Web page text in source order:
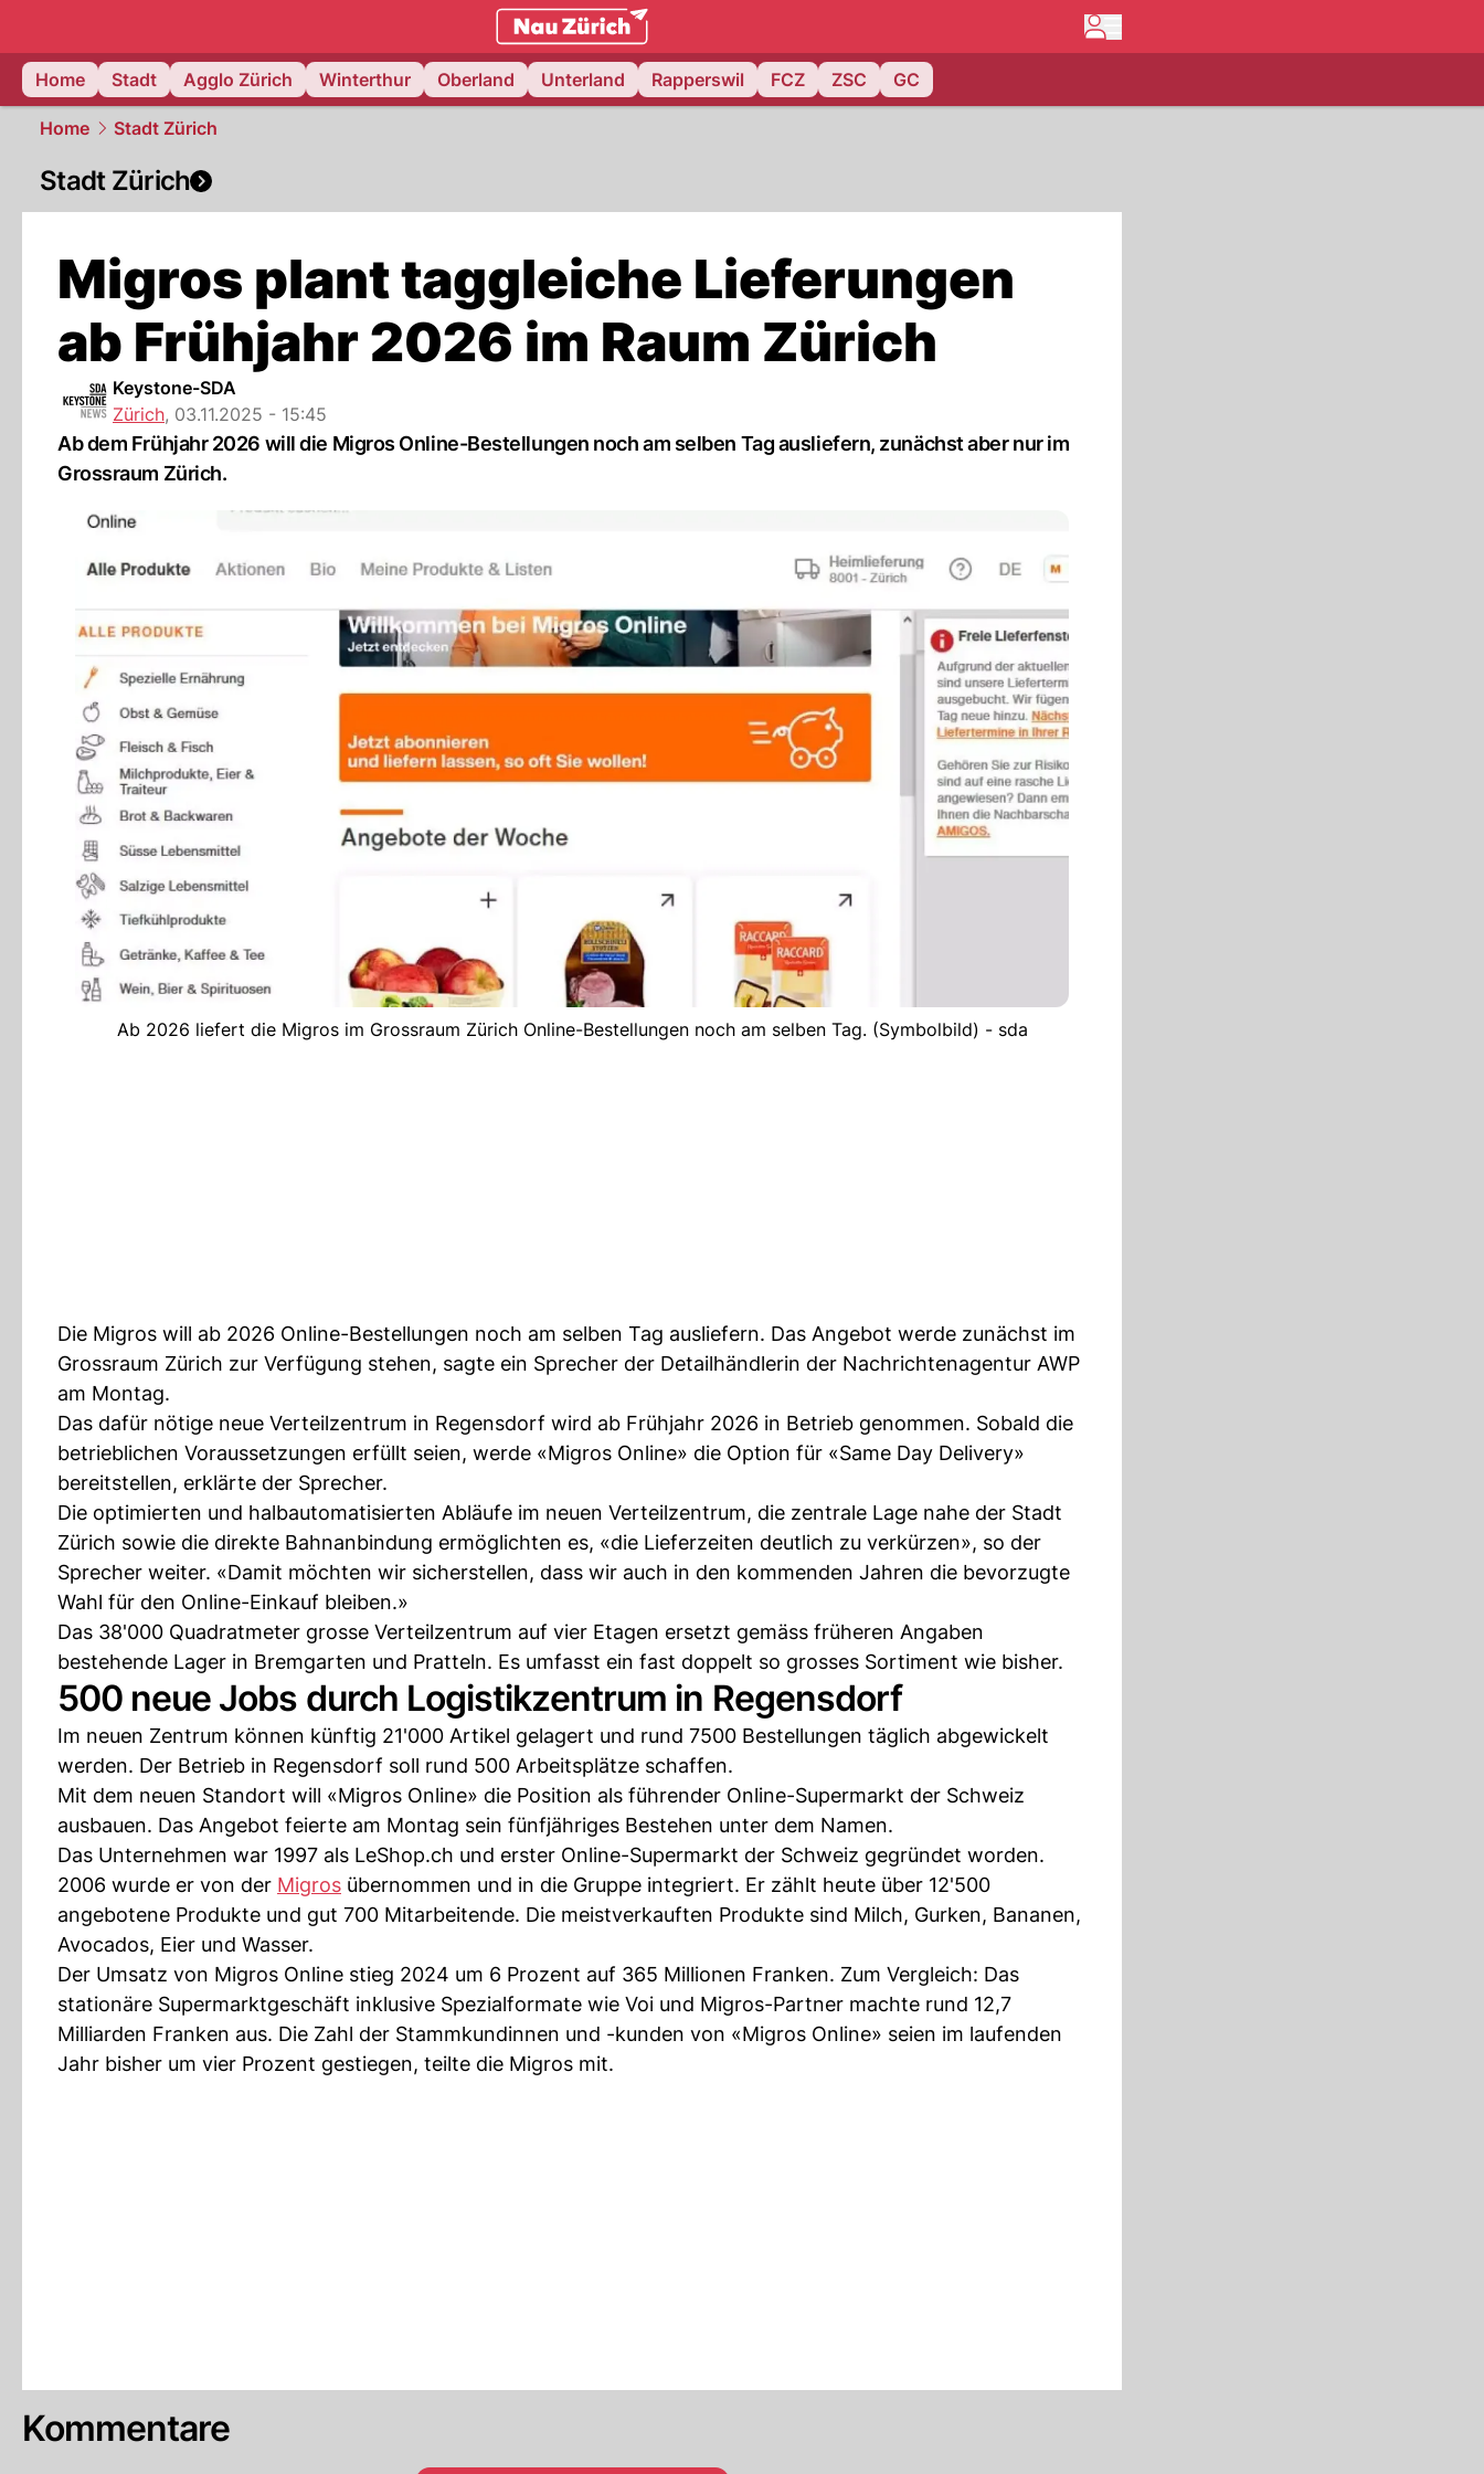
zurich.NAU.ch
Home
Stadt Agglo Zürich Winterthur Oberland Unterland Rapperswil FCZ ZSC GC
Home Stadt Zürich
Stadt Zürich
Migros plant taggleiche Lieferungen
ab Frühjahr 2026 im Raum Zürich
Keystone-SDA
Zürich, 03.11.2025 - 15:45
Ab dem Frühjahr 2026 will die Migros Online-Bestellungen noch am selben Tag ausliefern, zunächst aber nur im
Grossraum Zürich.
Ab 2026 liefert die Migros im Grossraum Zürich Online-Bestellungen noch am selben Tag. (Symbolbild) - sda
Die Migros will ab 2026 Online-Bestellungen noch am selben Tag ausliefern. Das Angebot werde zunächst im
Grossraum Zürich zur Verfügung stehen, sagte ein Sprecher der Detailhändlerin der Nachrichtenagentur AWP
am Montag.
Das dafür nötige neue Verteilzentrum in Regensdorf wird ab Frühjahr 2026 in Betrieb genommen. Sobald die
betrieblichen Voraussetzungen erfüllt seien, werde «Migros Online» die Option für «Same Day Delivery»
bereitstellen, erklärte der Sprecher.
Die optimierten und halbautomatisierten Abläufe im neuen Verteilzentrum, die zentrale Lage nahe der Stadt
Zürich sowie die direkte Bahnanbindung ermöglichten es, «die Lieferzeiten deutlich zu verkürzen», so der
Sprecher weiter. «Damit möchten wir sicherstellen, dass wir auch in den kommenden Jahren die bevorzugte
Wahl für den Online-Einkauf bleiben.»
Das 38'000 Quadratmeter grosse Verteilzentrum auf vier Etagen ersetzt gemäss früheren Angaben
bestehende Lager in Bremgarten und Pratteln. Es umfasst ein fast doppelt so grosses Sortiment wie bisher.
500 neue Jobs durch Logistikzentrum in Regensdorf
Im neuen Zentrum können künftig 21'000 Artikel gelagert und rund 7500 Bestellungen täglich abgewickelt
werden. Der Betrieb in Regensdorf soll rund 500 Arbeitsplätze schaffen.
Mit dem neuen Standort will «Migros Online» die Position als führender Online-Supermarkt der Schweiz
ausbauen. Das Angebot feierte am Montag sein fünfjähriges Bestehen unter dem Namen.
Das Unternehmen war 1997 als LeShop.ch und erster Online-Supermarkt der Schweiz gegründet worden.
2006 wurde er von der Migros übernommen und in die Gruppe integriert. Er zählt heute über 12'500
angebotene Produkte und gut 700 Mitarbeitende. Die meistverkauften Produkte sind Milch, Gurken, Bananen,
Avocados, Eier und Wasser.
Der Umsatz von Migros Online stieg 2024 um 6 Prozent auf 365 Millionen Franken. Zum Vergleich: Das
stationäre Supermarktgeschäft inklusive Spezialformate wie Voi und Migros-Partner machte rund 12,7
Milliarden Franken aus. Die Zahl der Stammkundinnen und -kunden von «Migros Online» seien im laufenden
Jahr bisher um vier Prozent gestiegen, teilte die Migros mit.
Kommentare